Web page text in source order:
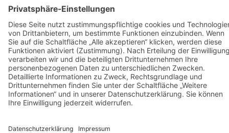
Baustoffrecycling
Service
Zertifikate
Qualitätsmanagement
Preisliste
Partner
Karriere
Stellenangebote
Ausbildung
Initiativ
Kontakt